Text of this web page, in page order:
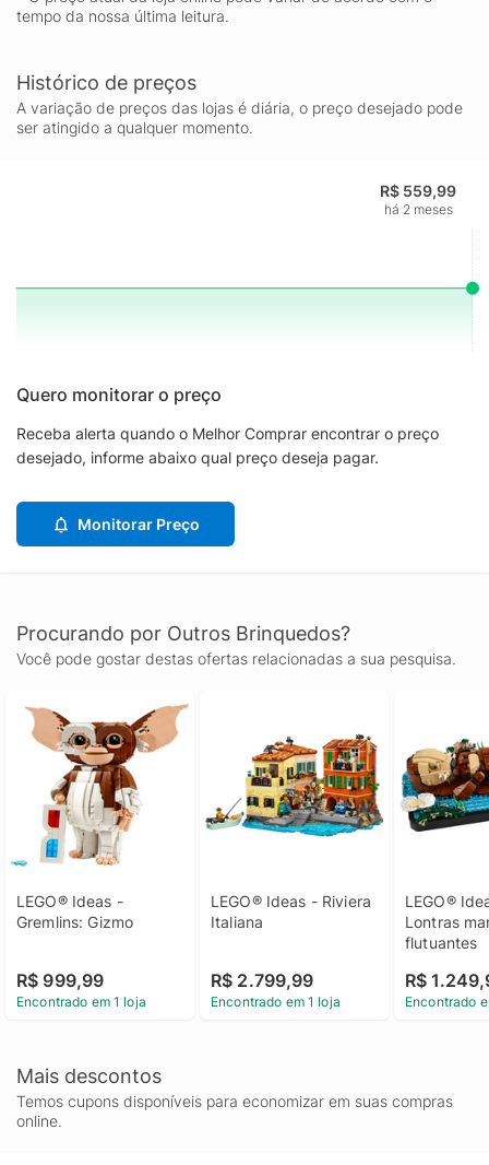
colecionadores de conjuntos LEGO® Instruções de construção
ângulos enquanto constrói, acompanhar seu progresso e salvar
todos os seus conjuntos em um só lugar A escolha dos fãs de
LEGO® Este conjunto LEGO para adultos faz parte da coleção
um designer fã, votado pelos fãs de LEGO e produzido pelo
LEGO Group Dimensões Este modelo colecionável LEGO® para
as prateleiras são colocadas juntas.
tempo da nossa última leitura.
Histórico de preços
A variação de preços das lojas é diária, o preço desejado pode
ser atingido a qualquer momento.
R$ 559,99
há 2 meses
Quero monitorar o preço
Receba alerta quando o Melhor Comprar encontrar o preço
desejado, informe abaixo qual preço deseja pagar.
Monitorar Preço
Procurando por Outros Brinquedos?
Você pode gostar destas ofertas relacionadas a sua pesquisa.
LEGO® Ideas -
Gremlins: Gizmo
R$ 999,99
Encontrado em 1 loja
LEGO® Ideas - Riviera
Italiana
R$ 2.799,99
Encontrado em 1 loja
LEGO®
Lontras
flutuantes
R$
Encontrado
Mais descontos
Temos cupons disponíveis para economizar em suas compras
online.